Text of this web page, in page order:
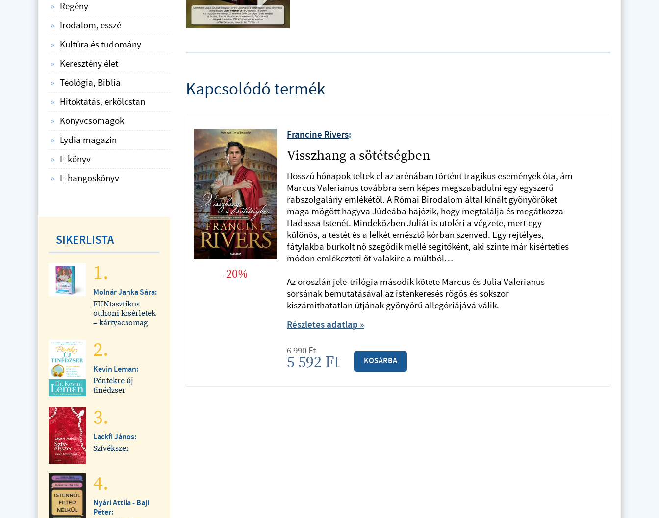
Kapcsolódó termék
-20%
Francine Rivers:
Visszhang a sötétségben
Hosszú hónapok teltek el az arénában történt tragikus események óta, ám
Marcus Valerianus továbbra sem képes megszabadulni egy egyszerű
rabszolgalány emlékétől. A Római Birodalom által kínált gyönyöröket
maga mögött hagyva Júdeába hajózik, hogy megtalálja és megátkozza
Hadassa Istenét. Mindeközben Juliát is utoléri a végzete, mert egy
különös, a testét és a lelkét emésztő kórban szenved. Egy rejtélyes,
fátylakba burkolt nő szegődik mellé segítőként, aki szinte már kísérteties
módon emlékezteti őt valakire a múltból…
Az oroszlán jele-trilógia második kötete Marcus és Julia Valerianus
sorsának bemutatásával az istenkeresés rögös és sokszor
kiszámíthatatlan útjának gyönyörű allegóriájává válik.
Részletes adatlap »
6 990Ft
5 592 Ft KOSÁRBA
Regény
Irodalom, esszé
Kultúra és tudomány
Keresztény élet
Teológia, Biblia
Hitoktatás, erkölcstan
Könyvcsomagok
Lydia magazin
E-könyv
E-hangoskönyv
SIKERLISTA
1.
Molnár Janka Sára:
FUNtasztikus
otthoni kísérletek
– kártyacsomag
2.
Kevin Leman:
Péntekre új
tinédzser
3.
Lackfi János:
Szívékszer
4.
Nyári Attila - Baji
Péter: